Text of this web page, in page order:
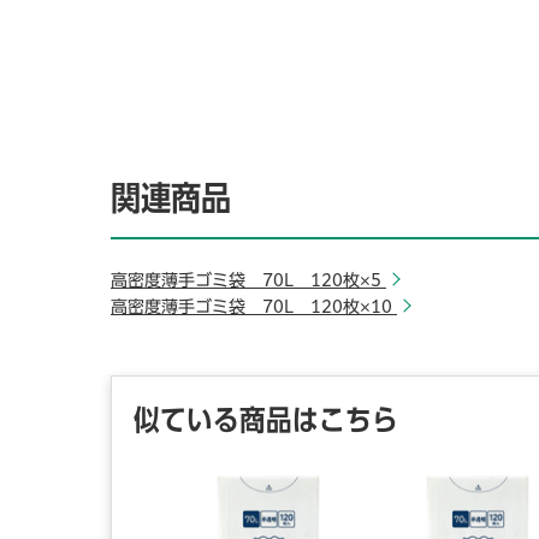
関連商品
高密度薄手ゴミ袋 70L 120枚×5
高密度薄手ゴミ袋 70L 120枚×10
似ている商品はこちら